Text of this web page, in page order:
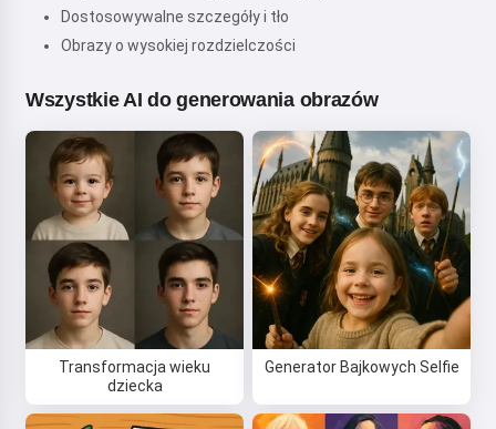
Dostosowywalne szczegóły i tło
Obrazy o wysokiej rozdzielczości
Wszystkie AI do generowania obrazów
Transformacja wieku
dziecka
Generator Bajkowych Selfie